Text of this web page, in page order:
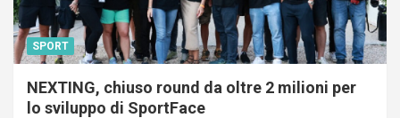
SPORT
NEXTING, chiuso round da oltre 2 milioni per
lo sviluppo di SportFace